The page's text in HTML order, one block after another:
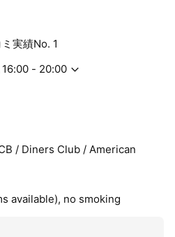
実績No. 1
- 20:00
/ Diners Club / American
available), no smoking